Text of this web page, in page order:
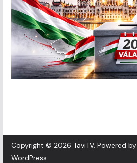
Copyright © 2026 TaviTV. Powered by
WordPress.